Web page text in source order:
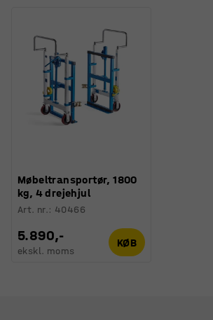
Møbeltransportør, 1800
kg, 4 drejehjul
Art. nr.: 40466
5.890,-
ekskl. moms
KØB